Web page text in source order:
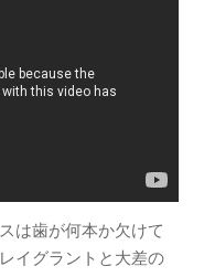
は歯が何本か欠けて
イグラントと大差の